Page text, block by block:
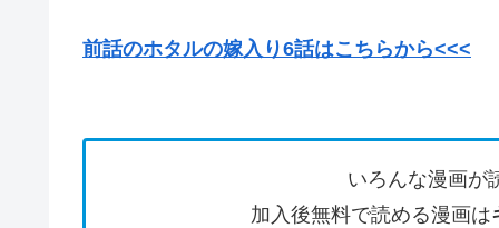
前話のホタルの嫁入り6話はこちらから<<<
いろんな漫画が
加入後無料で読める漫画は